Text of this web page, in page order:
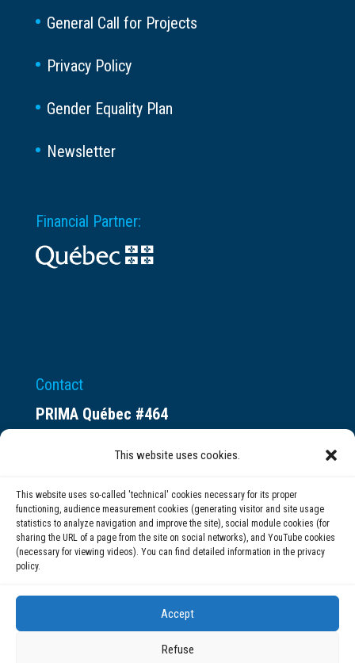
This website uses cookies.
This website uses so-called 'technical' cookies necessary for its proper
functioning, audience measurement cookies (generating visitor and site usage
statistics to analyze navigation and improve the site), social module cookies (for
sharing the URL of a page from the site on social networks), and YouTube cookies
(necessary for viewing videos). You can find detailed information in the privacy
policy.
Accept
Refuse
General Call for Projects
Privacy Policy
Gender Equality Plan
Newsletter
Financial Partner:
Contact
PRIMA Québec #464
Montréal (QC) H3C 0B4
(514) 284-0211